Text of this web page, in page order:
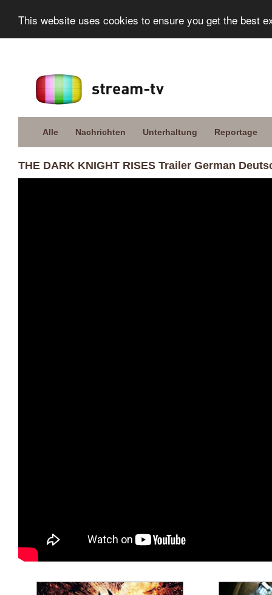
This website uses cookies to ensure you get the best
Alle Nachrichten Unterhaltung Reportage
THE DARK KNIGHT RISES Trailer German